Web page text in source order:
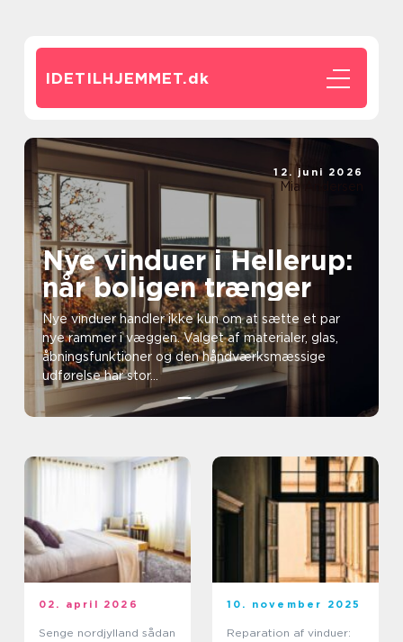
IDETILHJEMMET.dk
Nye vinduer i Hellerup:
når boligen trænger
Nye vinduer handler ikke kun om at sætte et par
nye rammer i væggen. Valget af materialer, glas,
åbningsfunktioner og den håndværksmæssige
udførelse har stor...
12. juni 2026
Mia Andersen
02. april 2026
Senge nordjylland sådan
10. november 2025
Reparation af vinduer: